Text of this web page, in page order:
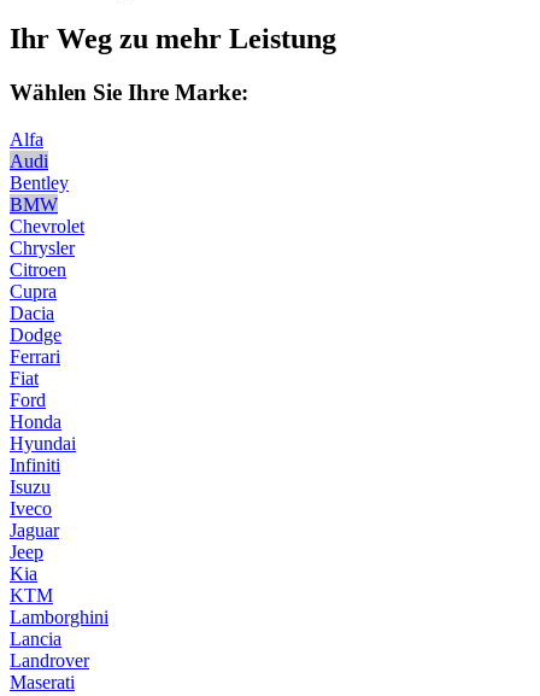
Ihr Weg zu mehr Leistung
Wählen Sie Ihre Marke:
Alfa
Audi
Bentley
BMW
Chevrolet
Chrysler
Citroen
Cupra
Dacia
Dodge
Ferrari
Fiat
Ford
Honda
Hyundai
Infiniti
Isuzu
Iveco
Jaguar
Jeep
Kia
KTM
Lamborghini
Lancia
Landrover
Maserati